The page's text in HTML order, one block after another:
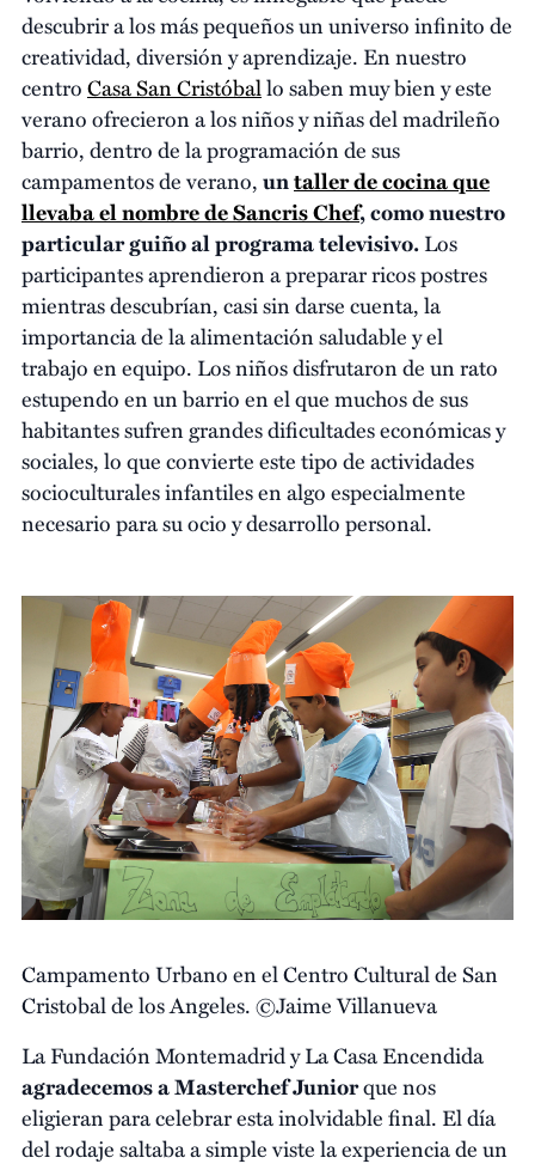
descubrir a los más pequeños un universo infinito de
creatividad, diversión y aprendizaje. En nuestro
centroCasa San Cristóballo saben muy bien y este
verano ofrecieron a los niños y niñas del madrileño
barrio, dentro de la programación de sus
campamentos de verano,untaller de cocina que
llevaba el nombre de Sancris Chef, como nuestro
particular guiño al programa televisivo.Los
participantes aprendieron a preparar ricos postres
mientras descubrían, casi sin darse cuenta, la
importancia de la alimentación saludable y el
trabajo en equipo. Los niños disfrutaron de un rato
estupendo en un barrio en el que muchos de sus
habitantes sufren grandes dificultades económicas y
sociales, lo que convierte este tipo de actividades
socioculturales infantiles en algo especialmente
necesario para su ocio y desarrollo personal.
Campamento Urbano en el Centro Cultural de San
Cristobal de los Angeles. ©Jaime Villanueva
La Fundación Montemadrid y La Casa Encendida
agradecemos a Masterchef Juniorque nos
eligieran para celebrar esta inolvidable final. El día
del rodaje saltaba a simple viste la experiencia de un